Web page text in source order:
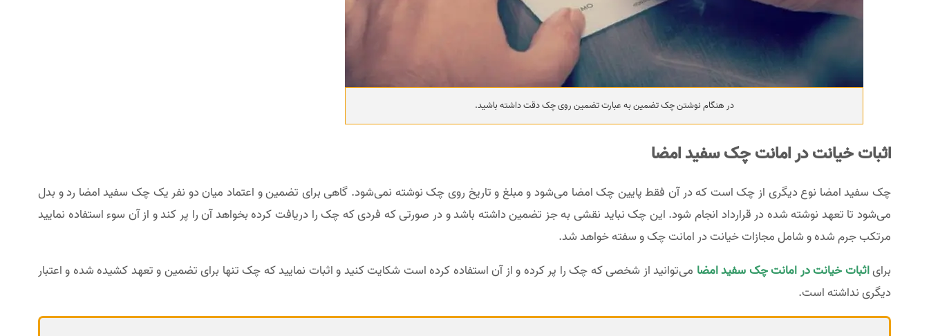
در هنگام نوشتن چک تضمین به عبارت تضمین روی چک دقت داشته باشید.
اثبات خیانت در امانت چک سفید امضا
چک سفید امضا نوع دیگری از چک است که در آن فقط پایین چک امضا می‌شود و مبلغ و تاریخ روی چک نوشته نمی‌شود. گاهی برای تضمین و اعتماد میان دو نفر یک چک سفید امضا رد و بدل
می‌شود تا تعهد نوشته شده در قرارداد انجام شود. این چک نباید نقشی به جز تضمین داشته باشد و در صورتی که فردی که چک را دریافت کرده بخواهد آن را پر کند و از آن سو‌ء استفاده نمایید
مرتکب جرم شده و شامل مجازات خیانت در امانت چک و سفته خواهد شد.
برایاثبات خیانت در امانت چک سفید امضا می‌توانید از شخصی که چک را پر کرده و از آن استفاده کرده است شکایت کنید و اثبات نمایید که چک تنها برای تضمین و تعهد کشیده شده و اعتبار
دیگری نداشته است.